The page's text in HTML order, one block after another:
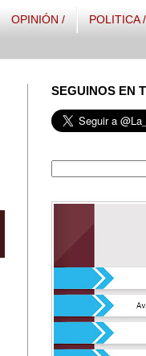
OPINIÓN / POLITICA /
SEGUINOS EN